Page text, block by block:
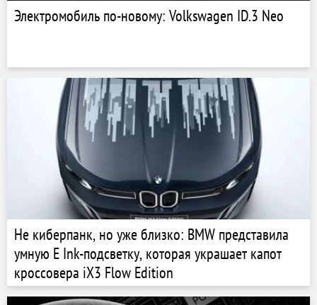
Электромобиль по-новому: Volkswagen ID.3 Neo
Не киберпанк, но уже близко: BMW представила
умную E Ink-подсветку, которая украшает капот
кроссовера iX3 Flow Edition